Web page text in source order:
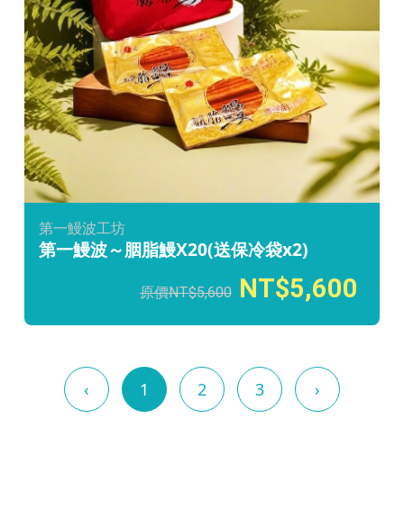
第一鰻波工坊
第一鰻波～胭脂鰻X20(送保冷袋x2)
5,600 5,600
‹ 1 2 3 ›